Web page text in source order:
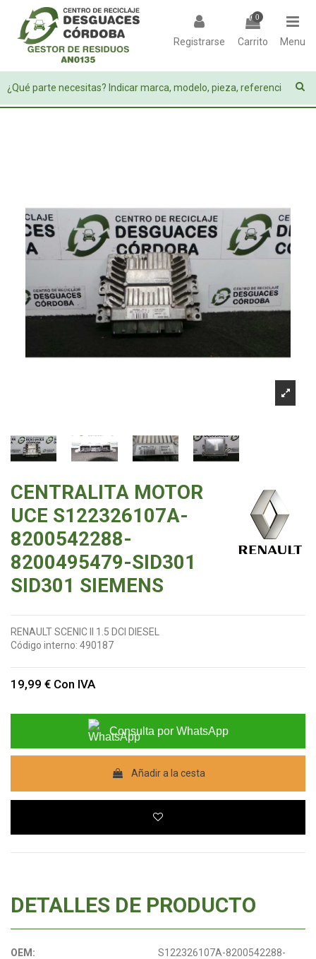
Registrarse
0
Carrito Menu
CENTRALITA MOTOR
UCE S122326107A-
8200542288-
8200495479-SID301
SID301 SIEMENS
RENAULT SCENIC II 1.5 DCI DIESEL
Código interno: 490187
19,99 € Con IVA
Consulta por WhatsApp
Añadir a la cesta
DETALLES DE PRODUCTO
OEM:
S122326107A-8200542288-